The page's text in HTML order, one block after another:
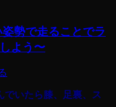
勢で走ることでラ
よう〜
でいたら膝、足裏、ス